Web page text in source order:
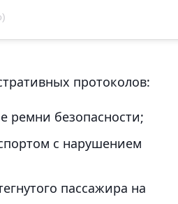
протоколов:
ремни безопасности;
с нарушением
пассажира на